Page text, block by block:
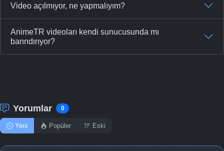
Video açılmıyor, ne yapmalıyım?
AnimeTR videoları kendi sunucusunda mı
barındırıyor?
Yorumlar 0
Yeni Popüler Eski